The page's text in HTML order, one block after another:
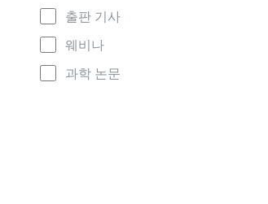
출판 기사
웨비나
과학 논문